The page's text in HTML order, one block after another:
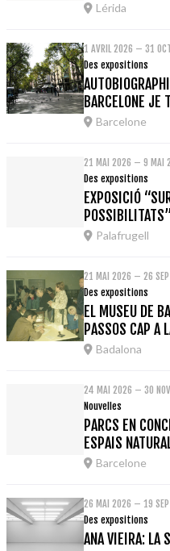
Lérida
1 AVRIL 2026 – 31
Des expositions
BARCELONE
Barcelone
21 MAI 2026 – 9 MAI
Des expositions
EXPOSICIÓ
Palafrugell
21 MAI 2026 – 26
Des expositions
EL MUSEU DE
PASSOS CAP
Badalona
24 MAI 2026 – 30
Nouvelles
PARCS EN
ESPAIS
Barcelone
26 MAI 2026 – 19
Des expositions
ANA VIEIRA: LA